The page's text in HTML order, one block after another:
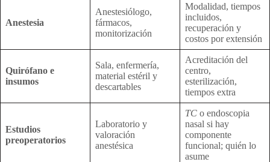
Anestesia
Anestesiólogo,
fármacos,
monitorización
Modalidad, tiempos
incluidos,
recuperación y
costos por extensión
Quirófano e
insumos
Sala, enfermería,
material estéril y
descartables
Acreditación del
centro,
esterilización,
tiempos extra
Estudios
preoperatorios
Laboratorio y
valoración
anestésica
TC o endoscopia
nasal si hay
componente
funcional; quién lo
asume